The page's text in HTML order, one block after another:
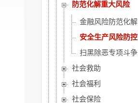
防范化解重大风险
金融风险防范化解
安全生产风险防控
扫黑除恶专项斗争
社会救助
社会福利
社会保险